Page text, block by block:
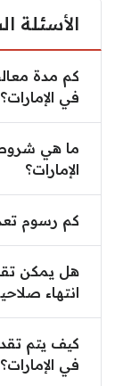
الأسئلة
كم مدة
في الإمارات؟
ما هي
الإمارات؟
كم رسوم
هل يمكن
انتهاء
كيف يتم
في الإمارات؟